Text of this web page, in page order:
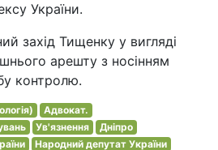
України.
захід Тищенку у вигляді
арешту з носінням
контролю.
Адвокат.
Ув'язнення
Дніпро
Народний депутат України